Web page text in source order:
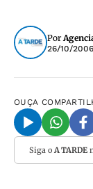
Por
26/10/
OUÇA
Siga o A TARDE